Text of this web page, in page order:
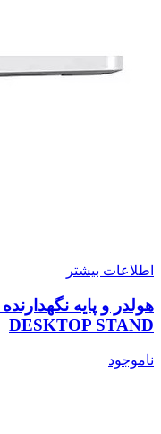
اطلاعات بیشتر
هولدر و پایه
DESKTOP STAND
ناموجود